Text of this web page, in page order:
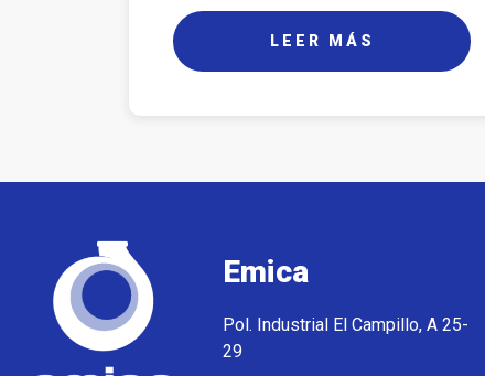
LEER MÁS
Emica
Pol. Industrial El Campillo, A 25-
29